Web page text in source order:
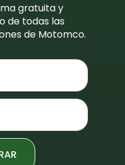
gratuita y
de todas las
de Motomco.